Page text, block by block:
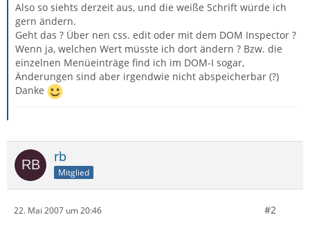
Also so siehts derzeit aus, und die weiße Schrift würde ich
gern ändern.
Geht das ? Über nen css. edit oder mit dem DOM Inspector ?
Wenn ja, welchen Wert müsste ich dort ändern ? Bzw. die
einzelnen Menüeinträge find ich im DOM-I sogar,
Änderungen sind aber irgendwie nicht abspeicherbar (?)
Danke
rb
Mitglied
22. Mai 2007 um 20:46 #2